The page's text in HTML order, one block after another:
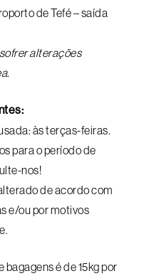
de Tefé – saída
alterações
às terças-feiras.
para o período de
nos!
de acordo com
e/ou por motivos
bagagens é de 15kg por